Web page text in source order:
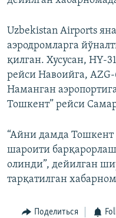
Uzbekistan Airports
аэродромларга
қилган. Хусусан, HY-
рейси Навоийга,
Наманган
Тошкент” рейси
“Айни дамда Тошкент
шароити
олинди”, дейилган
тарқатилган
Поделиться